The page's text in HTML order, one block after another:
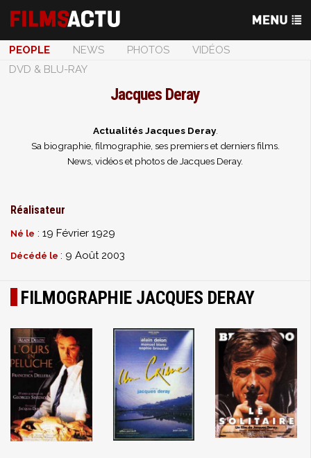
PEOPLE NEWS PHOTOS
VIDÉOS
DVD & BLU-RAY
Jacques Deray
Actualités Jacques Deray.
Sa biographie, filmographie, ses premiers et derniers films.
News, vidéos et photos de Jacques Deray.
Réalisateur
Né le : 19 Février 1929
Décédé le : 9 Août 2003
FILMOGRAPHIE JACQUES DERAY